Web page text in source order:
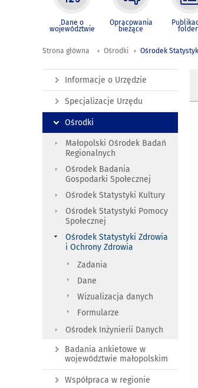
Dane o
województwie
Opracowania
bieżące
Strona główna Ośrodki Ośrodek
Informacje o Urzędzie
Specjalizacje Urzędu
Ośrodki
Małopolski Ośrodek Badań
Regionalnych
Ośrodek Badania
Gospodarki Społecznej
Ośrodek Statystyki Kultury
Ośrodek Statystyki Pomocy
Społecznej
Ośrodek Statystyki Zdrowia
i Ochrony Zdrowia
Zadania
Dane
Wizualizacja danych
Formularze
Ośrodek Inżynierii Danych
Badania ankietowe w
województwie małopolskim
Współpraca w regionie